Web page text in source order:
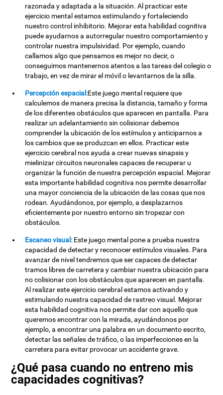
razonada y adaptada a la situación. Al practicar este
ejercicio mental estamos estimulando y fortaleciendo
nuestro control inhibitorio. Mejorar esta habilidad cognitiva
puede ayudarnos a autorregular nuestro comportamiento y
controlar nuestra impulsividad. Por ejemplo, cuando
callamos algo que pensamos es mejor no decir, o
conseguimos mantenernos atentos a las tareas del colegio o
trabajo, en vez de mirar el móvil o levantarnos de la silla.
Percepción espacial:Este juego mental requiere que
calculemos de manera precisa la distancia, tamaño y forma
de los diferentes obstáculos que aparecen en pantalla. Para
realizar un adelantamiento sin colisionar debemos
comprender la ubicación de los estímulos y anticiparnos a
los cambios que se produzcan en ellos. Practicar este
ejercicio cerebral nos ayuda a crear nuevas sinapsis y
mielinizar circuitos neuronales capaces de recuperar u
organizar la función de nuestra percepción espacial. Mejorar
esta importante habilidad cognitiva nos permite desarrollar
una mayor conciencia de la ubicación de las cosas que nos
rodean. Ayudándonos, por ejemplo, a desplazarnos
eficientemente por nuestro entorno sin tropezar con
obstáculos.
Escaneo visual: Este juego mental pone a prueba nuestra
capacidad de detectar y reconocer estímulos visuales. Para
avanzar de nivel tendremos que ser capaces de detectar
tramos libres de carretera y cambiar nuestra ubicación para
no colisionar con los obstáculos que aparecen en pantalla.
Al realizar este ejercicio cerebral estamos activando y
estimulando nuestra capacidad de rastreo visual. Mejorar
esta habilidad cognitiva nos permite dar con aquello que
queremos encontrar con la mirada, ayudándonos por
ejemplo, a encontrar una palabra en un documento escrito,
detectar las señales de tráfico, o las imperfecciones en la
carretera para evitar provocar un accidente grave.
¿Qué pasa cuando no entreno mis
capacidades cognitivas?